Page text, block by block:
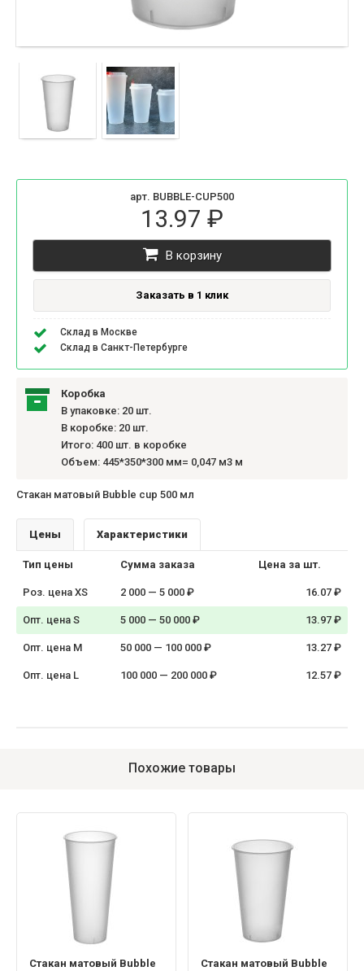
арт. BUBBLE-CUP500
13.97 ₽
В корзину
Заказать в 1 клик
Склад в Москве
Склад в Санкт-Петербурге
Коробка
В упаковке: 20 шт.
В коробке: 20 шт.
Итого: 400 шт. в коробке
Объем: 445*350*300 мм= 0,047 м3 м
Стакан матовый Bubble cup 500 мл
Цены Характеристики
Тип цены Сумма заказа Цена за шт.
Роз. цена XS 2 000 — 5 000 ₽ 16.07 ₽
Опт. цена S 5 000 — 50 000 ₽ 13.97 ₽
Опт. цена M 50 000 — 100 000 ₽ 13.27 ₽
Опт. цена L 100 000 — 200 000 ₽ 12.57 ₽
Похожие товары
Стакан матовый Bubble
Стакан матовый Bubble